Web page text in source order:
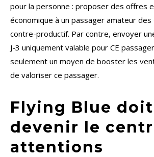
pour la personne : proposer des offres
économique à un passager amateur
contre-productif. Par contre, envoyer
J-3 uniquement valable pour CE
seulement un moyen de booster les
de valoriser ce passager.
Flying Blue doit
devenir le
attentions